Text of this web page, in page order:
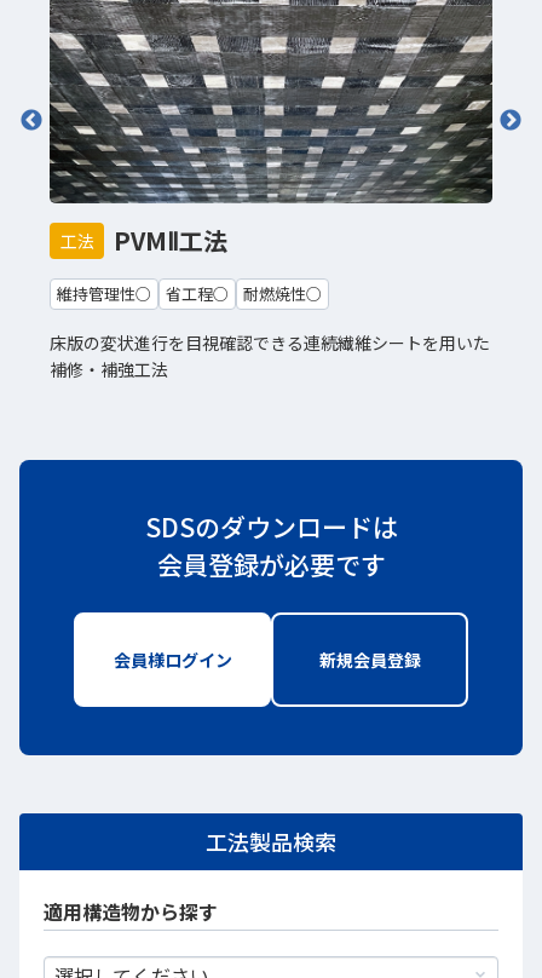
工法 PVMⅡ工法
維持管理性○ 省工程○ 耐燃焼性○
床版の変状進行を目視確認できる連続繊維シートを用いた
補修・補強工法
SDSのダウンロードは
会員登録が必要です
会員様ログイン 新しいWindowで開きます
新規会員登録新しいWindow
工法製品検索
適用構造物から探す